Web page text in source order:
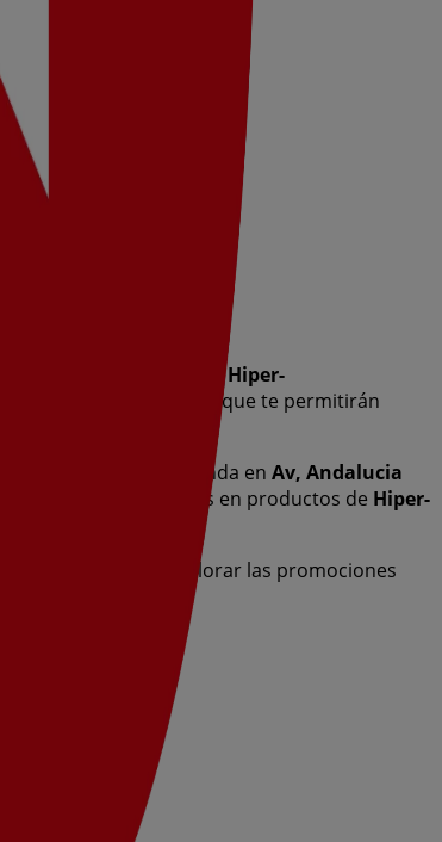
marca del sector deHiper-
productos de calidad que te permitirán
exacta de la tienda en Av, Andalucia
grandes descuentos en productos de Hiper-
Te invitamos a explorar las promociones